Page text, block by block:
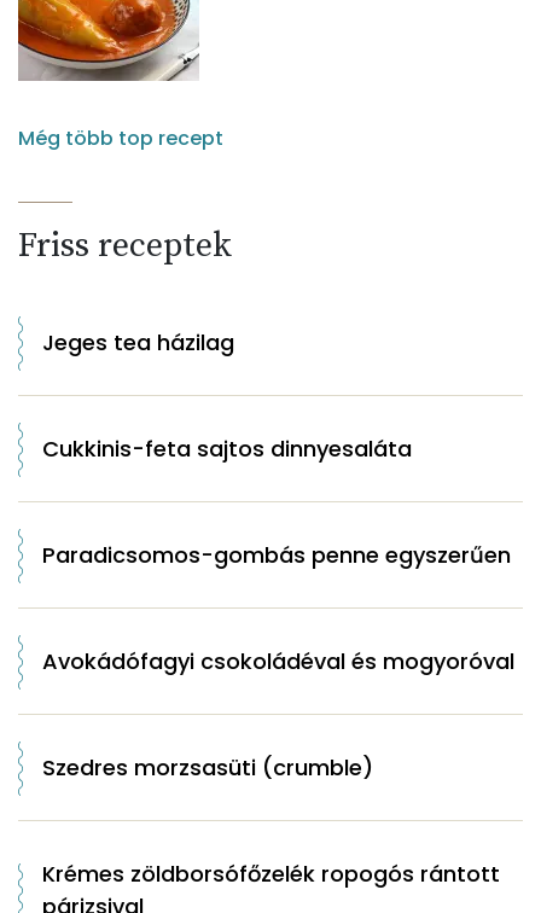
Még több top recept
Friss receptek
Jeges tea házilag
Cukkinis-feta sajtos dinnyesaláta
Paradicsomos-gombás penne egyszerűen
Avokádófagyi csokoládéval és mogyoróval
Szedres morzsasüti (crumble)
Krémes zöldborsófőzelék ropogós rántott
párizsival